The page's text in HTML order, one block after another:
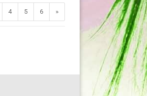
4 5 6 »